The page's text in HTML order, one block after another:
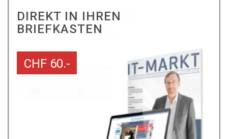
DIREKT IN IHREN
BRIEFKASTEN
CHF 60.-